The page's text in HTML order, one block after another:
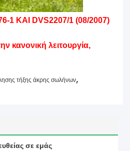
1 ΚΑΙ DVS2207/1 (08/2007)
κανονική λειτουργία,
τήξης άκρης σωλήνων,
σε εμάς